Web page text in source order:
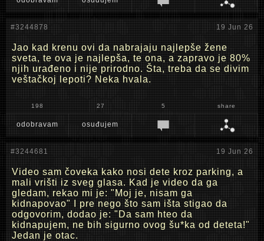
#3244878 19 Jun 26
Jao kad krenu ovi da nabrajaju najlepše žene
sveta, te ova je najlepša, te ona, a zapravo je 80%
njih urađeno i nije prirodno. Šta, treba da se divim
veštačkoj lepoti? Neka hvala.
198 27 5 share
odobravam osuđujem
#3244681 19 Jun 26
Video sam čoveka kako nosi dete kroz parking, a
mali vrišti iz sveg glasa. Kad je video da ga
gledam, rekao mi je: "Moj je, nisam ga
kidnapovao" I pre nego što sam išta stigao da
odgovorim, dodao je: "Da sam hteo da
kidnapujem, ne bih sigurno ovog šu*ka od deteta!"
Jedan je otac.